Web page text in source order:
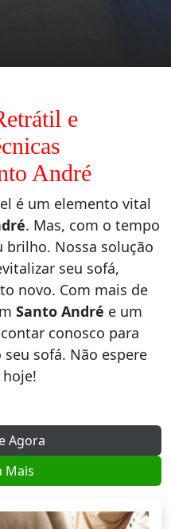
e
André
é um elemento vital
. Mas, com o tempo
brilho. Nossa solução
seu sofá,
novo. Com mais de
Santo André e um
conosco para
sofá. Não espere
Agora
Mais